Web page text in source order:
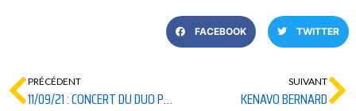
FACEBOOK TWITTER
PRÉCÉDENT
11/09/21 : CONCERT DU DUO PERROCHES-LEMOINE
SUIVANT
KENAVO BERNARD